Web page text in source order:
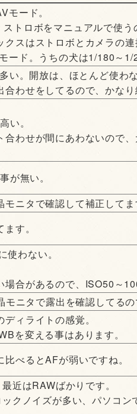
モード。
トロボをマニュアルで使
スはストロボとカメラの連
ード。うちの犬は1/180～1/
い。開放は、ほとんど使わな
わせをしてるので、かなり
い。
わせが間にあわないので
が無い。
ニタで確認して補正してま
す。
わない。
合があるので、ISO50～
ニタで露出を確認してる
ィライトの感覚。
を変える事はあります。
べるとAFが弱いですね。
近はRAWばかりです。
クノイズが多い、パソコ